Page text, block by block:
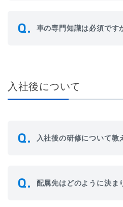
車の専門知識は必須です
入社後について
入社後の研修について教
配属先はどのように決ま